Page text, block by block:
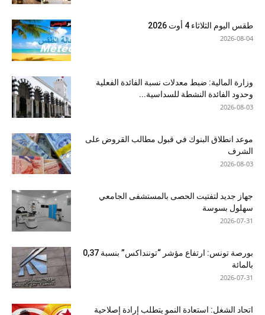
طقس اليوم الثلاثاء 4 أوت 2026
2026-08-04
وزارة المالية: ضبط معدلات نسبة الفائدة الفعلية
وحدود الفائدة النشطة للسداسية...
2026-08-03
موعد انطلاق البنوك في قبول مطالب القروض على
الشرف
2026-08-03
جهاز جديد لتفتيت الحصى بالمستشفى الجامعي
سهلول بسوسة
2026-07-31
بورصة تونس: ارتفاع مؤشر “توننداكس” بنسبة 0,37
بالمائة
2026-07-31
اتحاد الشغل: استعادة النمو يتطلب إرادة إصلاحية